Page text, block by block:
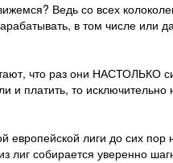
Ведь со всех
в том числе или
что раз они НАСТОЛЬКО
и платить, то исключительно
лиги до сих пор
лиг собирается уверенно